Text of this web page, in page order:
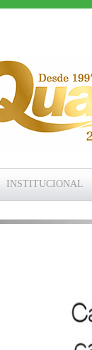
INSTITUCIONAL